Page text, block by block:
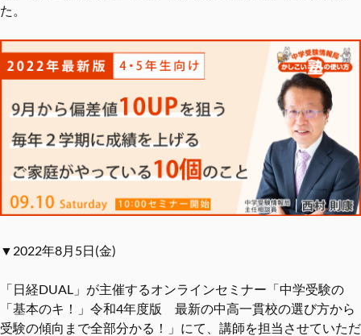
た。
▼2022年8月5日(金)
「日経DUAL」が主催するオンラインセミナー「中学受験の
「基本のキ！」令和4年度版 最新の中高一貫校の選び方から
受験の傾向まで全部分かる！」にて、講師を担当させていただ